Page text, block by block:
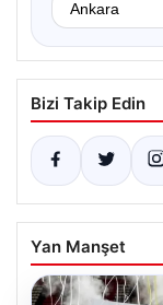
Bizi Takip Edin
Yan Manşet